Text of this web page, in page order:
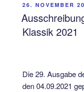
AM
26. NOVEMBER
Klassik 2021
Die 29. Ausgabe
den 04.09.2021